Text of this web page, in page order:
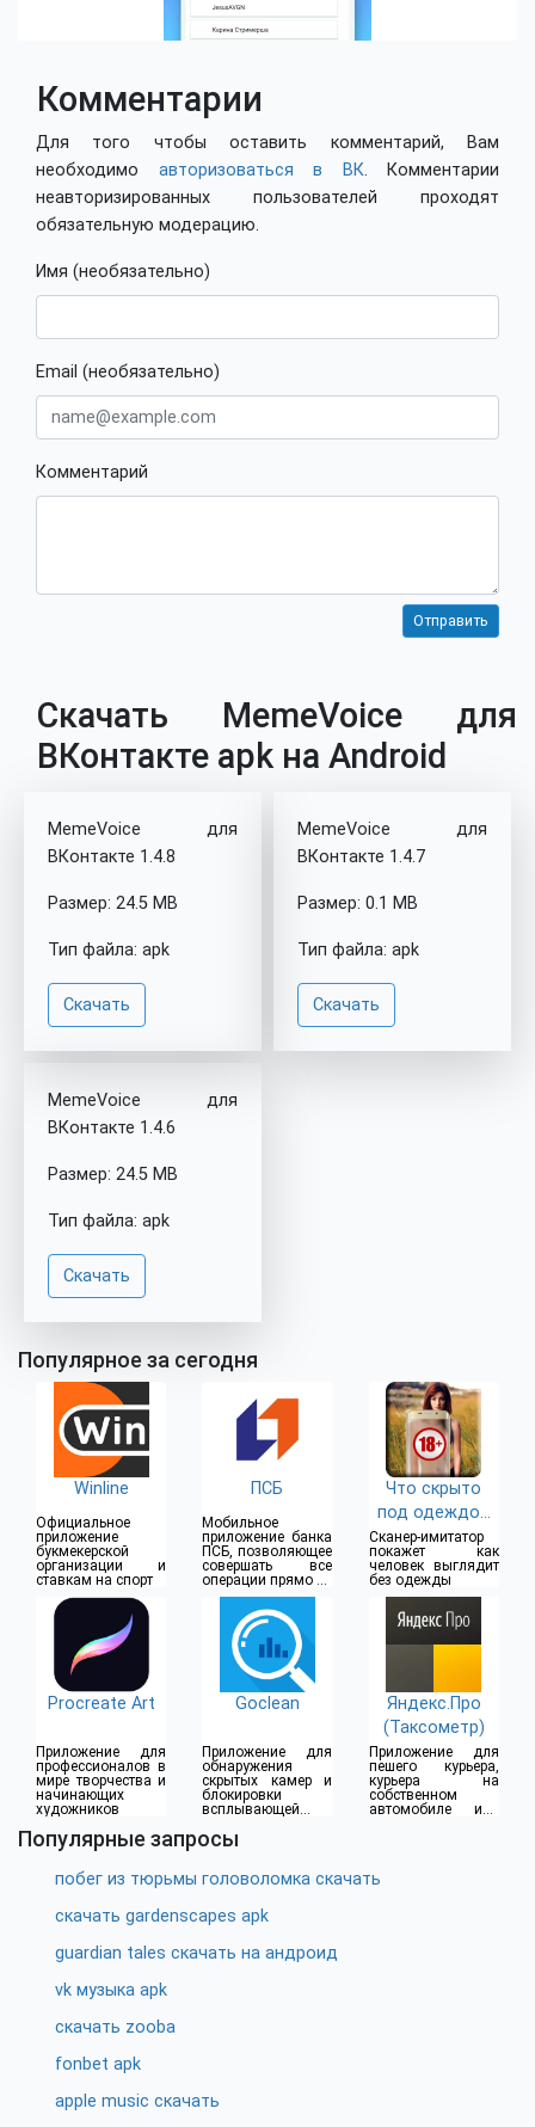
Комментарии
Для того чтобы оставить комментарий, Вам
необходимо авторизоваться в ВК. Комментарии
неавторизированных пользователей проходят
обязательную модерацию.
Имя (необязательно)
Email (необязательно)
Комментарий
Скачать MemeVoice для
ВКонтакте apk на Android
MemeVoice для
ВКонтакте 1.4.8
Размер: 24.5 MB
Тип файла: apk
Скачать
MemeVoice для
ВКонтакте 1.4.7
Размер: 0.1 MB
Тип файла: apk
Скачать
MemeVoice для
ВКонтакте 1.4.6
Размер: 24.5 MB
Тип файла: apk
Скачать
Популярное за сегодня
Winline
Официальное
приложение
букмекерской
организации и
ставкам на спорт
ПСБ
Мобильное
приложение банка
ПСБ, позволяющее
совершать все
операции прямо из
дома
Что скрыто
под одеждой
(18+)
Сканер-имитатор
покажет как
человек выглядит
без одежды
Procreate Art
Приложение для
профессионалов в
мире творчества и
начинающих
художников
Goclean
Приложение для
обнаружения
скрытых камер и
блокировки
всплывающей
Яндекс.Про
(Таксометр)
Приложение для
пешего курьера,
курьера на
собственном
автомобиле или
Популярные запросы
побег из тюрьмы головоломка скачать
скачать gardenscapes apk
guardian tales скачать на андроид
vk музыка apk
скачать zooba
fonbet apk
apple music скачать